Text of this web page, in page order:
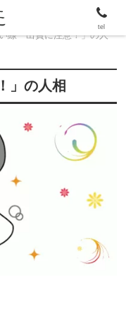
線「出費に注意！」の人
」の人相
tel